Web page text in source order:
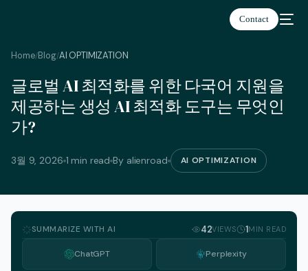
Contact
Home/Blog/AI OPTIMIZATION
글로벌 AI 최적화를 위한 다국어 지원을
제공하는 생성 AI 최적화 도구는 무엇인
가?
3월 9, 2026 1 min read By alienroad AI OPTIMIZATION
SUMMARIZE WITH AI 42VIEWS 1MIN READ
ChatGPT Perplexity
한국어